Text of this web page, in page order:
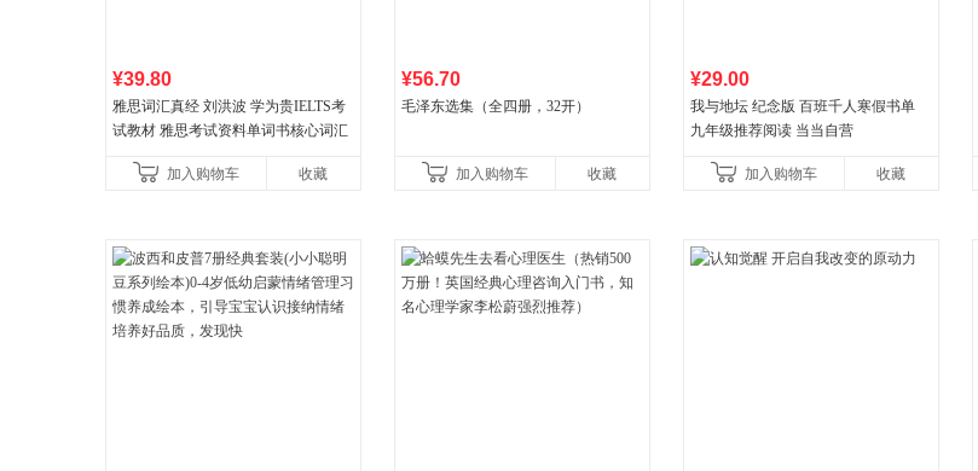
¥39.80
雅思词汇真经 刘洪波 学为贵IELTS考
试教材 雅思考试资料单词书核心词汇
加入购物车
收藏
¥56.70
毛泽东选集（全四册，32开）
加入购物车 收藏
¥29.00
我与地坛 纪念版 百班千人寒假书单
九年级推荐阅读 当当自营
加入购物车 收藏